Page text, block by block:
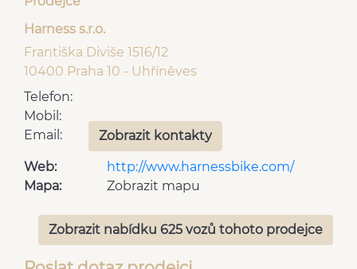
Harness s.r.o.
Františka Diviše 1516/12
10400 Praha 10 - Uhříněves
Telefon:
Mobil:
Email:
Zobrazit kontakty
Web:
http://www.harnessbike.com/
Mapa:
Zobrazit mapu
Zobrazit nabídku 625 vozů tohoto prodejce